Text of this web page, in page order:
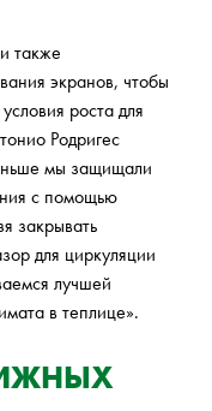
также
экранов, чтобы
роста для
Родригес
мы защищали
с помощью
закрывать
для циркуляции
лучшей
в теплице».